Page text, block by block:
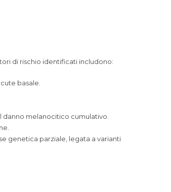
di rischio identificati includono:
basale.
danno melanocitico cumulativo.
genetica parziale, legata a varianti